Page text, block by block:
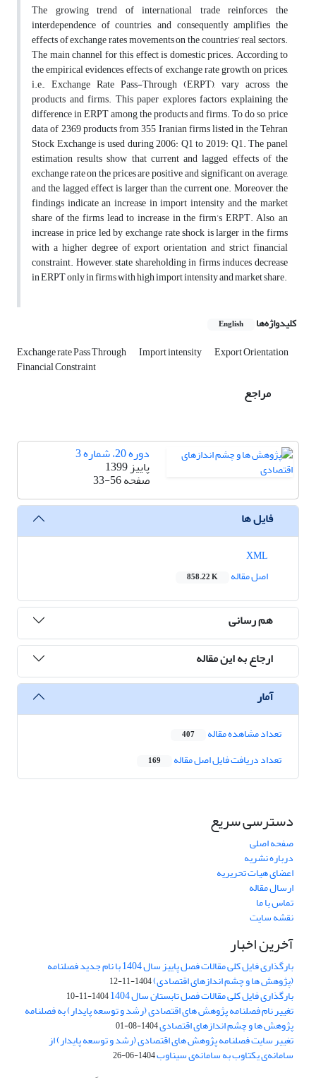
The growing trend of international trade reinforces the
interdependence of countries, and consequently amplifies the
effects of exchange rates movements on the countries’ real sectors.
The main channel for this effect is domestic prices. According to
the empirical evidences, effects of exchange rate growth on prices,
i.e., Exchange Rate Pass-Through (ERPT), vary across the
products and firms. This paper explores factors explaining the
difference in ERPT among the products and firms. To do so, price
data of 2369 products from 355 Iranian firms listed in the Tehran
Stock Exchange is used during 2006: Q1 to 2019: Q1. The panel
estimation results show that current and lagged effects of the
exchange rate on the prices are positive and significant, on average,
and the lagged effect is larger than the current one. Moreover, the
findings indicate an increase in import intensity and the market
share of the firms lead to increase in the firm’s ERPT. Also, an
increase in price led by exchange rate shock is larger in the firms
with a higher degree of export orientation and strict financial
constraint. However, state shareholding in firms induces decrease
in ERPT only in firms with high import intensity and market share.
کلیدواژه‌ها English
Exchange rate Pass Through Import intensity Export Orientation
Financial Constraint
مراجع
دوره 20، شماره 3
پاییز 1399
صفحه33-56
فایل ها
اصل مقاله
858.22 K
هم رسانی
ارجاع به این مقاله
آمار
تعداد مشاهده مقاله 407
تعداد دریافت فایل اصل مقاله 169
دسترسی سریع
صفحه اصلی
درباره نشریه
اعضای هیات تحریریه
ارسال مقاله
تماس با ما
نقشه سایت
آخرین اخبار
بارگذاری فایل کلی مقالات فصل پاییز سال 1404 با نام جدید فصلنامه
(پژوهش ها و چشم اندازهای اقتصادی)1404-11-12
بارگذاری فایل کلی مقالات فصل تابستان سال 1404 1404-11-10
تغییر نام فصلنامه پژوهش های اقتصادی (رشد و توسعه پایدار) به فصلنامه
پژوهش ها و چشم اندازهای اقتصادی1404-08-01
تغییر سایت فصلنامه پژوهش های اقتصادی (رشد و توسعه پایدار) از
سامانه‌ی یکتاوب به سامانه‌ی سیناوب1404-06-26